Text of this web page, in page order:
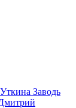
Заводь